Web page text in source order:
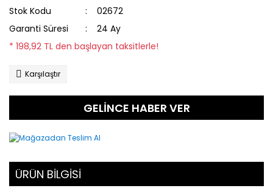
Stok Kodu
02672
Garanti Süresi
24 Ay
* 198,92 TL den başlayan taksitlerle!
Karşılaştır
GELİNCE HABER VER
ÜRÜN BİLGİSİ